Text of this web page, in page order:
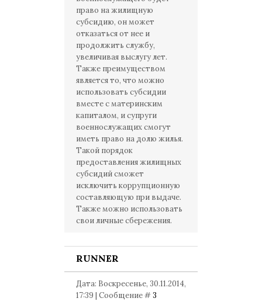
право на жилищную
субсидию, он может
отказаться от нее и
продолжить службу,
увеличивая выслугу лет.
Также преимуществом
является то, что можно
использовать субсидии
вместе с материнским
капиталом, и супруги
военнослужащих смогут
иметь право на долю жилья.
Такой порядок
предоставления жилищных
субсидий сможет
исключить коррупционную
составляющую при выдаче.
Также можно использовать
свои личные сбережения.
RUNNER
Дата: Воскресенье, 30.11.2014,
17:39 | Сообщение #3